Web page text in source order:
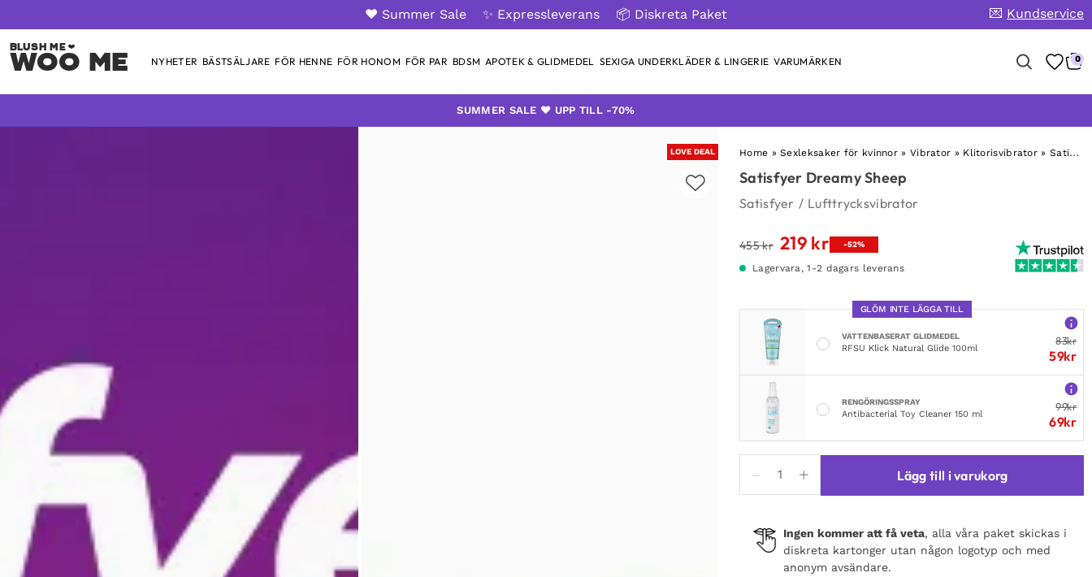
❤️ Summer Sale ✨ Expressleverans 📦 Diskreta Paket 💌 Kundservice
Woo Me NYHETER BÄSTSÄLJARE FÖR HENNE FÖR HONOM FÖR PAR BDSM APOTEK & GLIDMEDEL SEXIGA UNDERKLÄDER & LINGERIE VARUMÄRKEN 0
SUMMER SALE ❤️ UPP TILL -70%
LOVE DEAL Home »Sexleksaker för kvinnor » Vibrator » Klitorisvibrator » Satisfyer Dreamy Sheep
Satisfyer Dreamy Sheep
Satisfyer / Lufttrycksvibrator
455kr Det
455 kr.
219 krDet
priset
219 kr.
-52%
Lagervara, 1-2 dagars leverans
GLÖM INTE LÄGGA TILL
VATTENBASERAT GLIDMEDEL
RFSU Klick Natural Glide 100ml
83kr
59kr
RENGÖRINGSSPRAY
Antibacterial Toy Cleaner 150 ml
99kr
69kr
Dreamy
Lägg till i varukorg
Ingen kommer att få veta, alla våra paket skickas i
diskreta kartonger utan någon logotyp och med
anonym avsändare.